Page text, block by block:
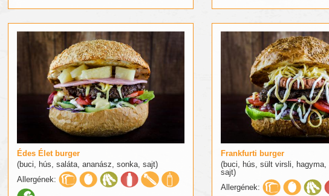
Édes Élet burger
(buci, hús, saláta, ananász, sonka, sajt)
Allergének:
Frankfurti burger
(buci, hús, sült virsli, hagyma,
sajt)
Allergének: